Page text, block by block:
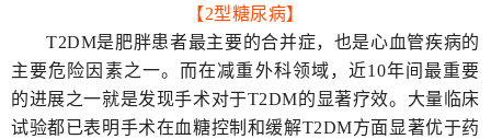
【2型糖尿病】
T2DM是肥胖患者最主要的合并症，也是心血管疾病的
主要危险因素之一。而在减重外科领域，近10年间最重要
的进展之一就是发现手术对于T2DM的显著疗效。大量临床
试验都已表明手术在血糖控制和缓解T2DM方面显著优于药